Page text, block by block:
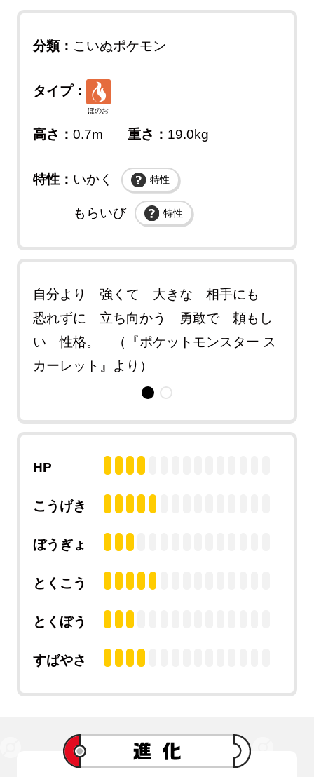
分類： こいぬポケモン
タイプ：
ほのお
高さ： 0.7m 重さ： 19.0kg
特性： いかく 特性
もらいび 特性
自分より 強くて 大きな 相手にも
恐れずに 立ち向かう 勇敢で 頼もし
い 性格。 （『ポケットモンスター ス
カーレット』より）
HP
こうげき
ぼうぎょ
とくこう
とくぼう
すばやさ